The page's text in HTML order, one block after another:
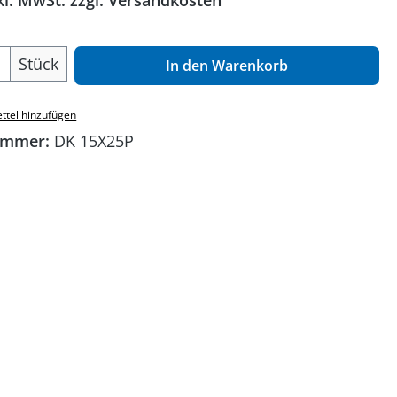
Gib den gewünschten Wert
Stück In den Warenkorb
hinzufügen
DK 15X25P